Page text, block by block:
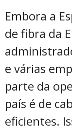
Embora a
de fibra da
e várias
parte da
país é de
eficientes.